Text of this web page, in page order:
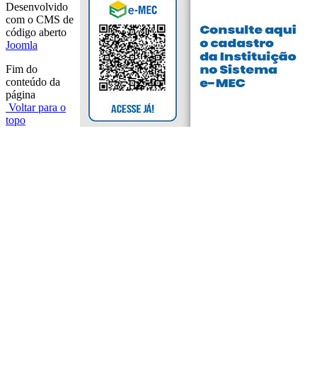
Desenvolvido
com o CMS de
código aberto
Joomla
Fim do
conteúdo da
página
Voltar para o
topo